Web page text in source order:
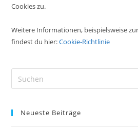
Cookies zu.
Weitere Informationen, beispielsweise
findest du hier:Cookie-Richtlinie
Neueste Beiträge